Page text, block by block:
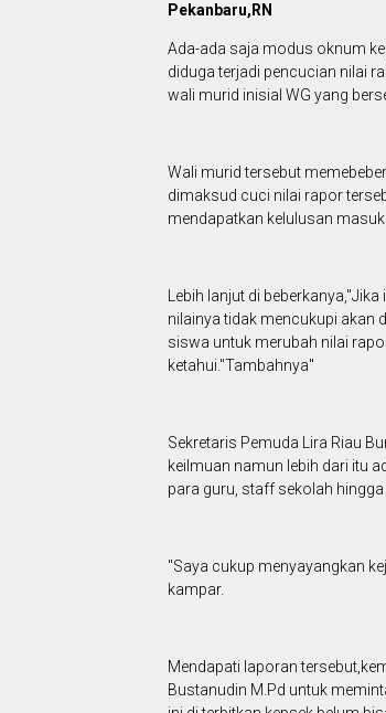
Pekanbaru,RN
Ada-ada saja modus oknum
diduga terjadi pencucian nilai
wali murid inisial WG yang
Wali murid tersebut
dimaksud cuci nilai rapor
mendapatkan kelulusan
Lebih lanjut di
nilainya tidak mencukupi akan
siswa untuk merubah nilai
ketahui."Tambahnya"
Sekretaris Pemuda Lira Riau
keilmuan namun lebih dari itu
para guru, staff sekolah hingga
"Saya cukup menyayangkan
kampar.
Mendapati laporan
Bustanudin M.Pd untuk